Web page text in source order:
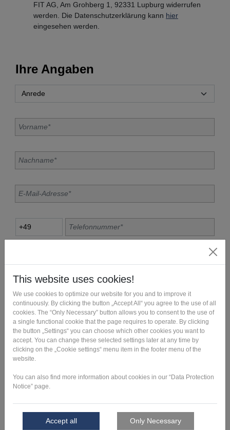
FIT AG, Am Grohberg 1, 92331 Lupburg widerrufen
werden. Die Datenschutzerklärung kann hier
eingesehen werden.
Ihre Angaben